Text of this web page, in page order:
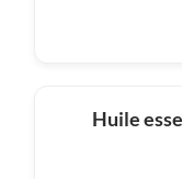
Huile